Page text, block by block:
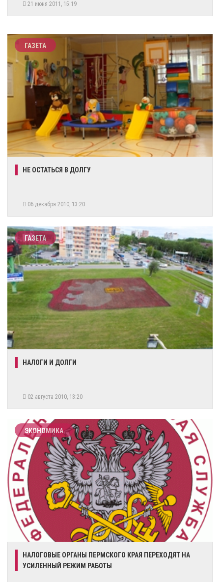
21 июня 2011, 15:19
ГАЗЕТА
НЕ ОСТАТЬСЯ В ДОЛГУ
06 декабря 2010, 13:20
ГАЗЕТА
НАЛОГИ И ДОЛГИ
02 августа 2010, 13:20
ЭКОНОМИКА
НАЛОГОВЫЕ ОРГАНЫ ПЕРМСКОГО КРАЯ ПЕРЕХОДЯТ НА
УСИЛЕННЫЙ РЕЖИМ РАБОТЫ